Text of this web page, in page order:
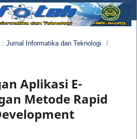
Jurnal Informatika dan Teknologi
/
Aplikasi E-
Metode Rapid